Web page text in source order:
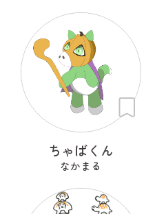
ちゃばくん
なかまる